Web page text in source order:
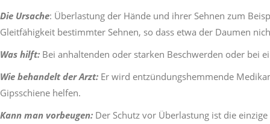
Die Ursache: Überlastung der Hände und ihrer Sehnen zum
Gleitfähigkeit bestimmter Sehnen, so dass etwa der Daumen
Was hilft: Bei anhaltenden oder starken Beschwerden oder bei
Wie behandelt der Arzt: Er wird entzündungshemmende
Gipsschiene helfen.
Kann man vorbeugen: Der Schutz vor Überlastung ist die